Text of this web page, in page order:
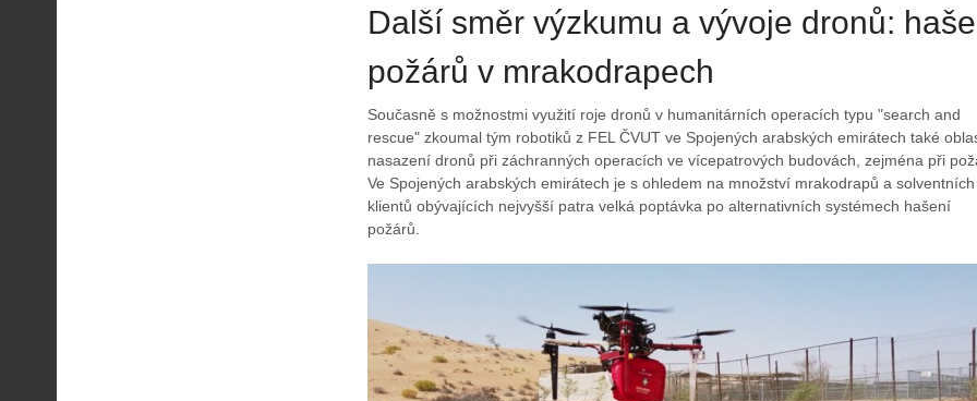
Další směr výzkumu a vývoje dronů:
požárů v mrakodrapech
Současně s možnostmi využití roje dronů v humanitárních operacích typu "search and
rescue" zkoumal tým robotiků z FEL ČVUT ve Spojených arabských emirátech také
nasazení dronů při záchranných operacích ve vícepatrových budovách, zejména při
Ve Spojených arabských emirátech je s ohledem na množství mrakodrapů a solventních
klientů obývajících nejvyšší patra velká poptávka po alternativních systémech hašení
požárů.